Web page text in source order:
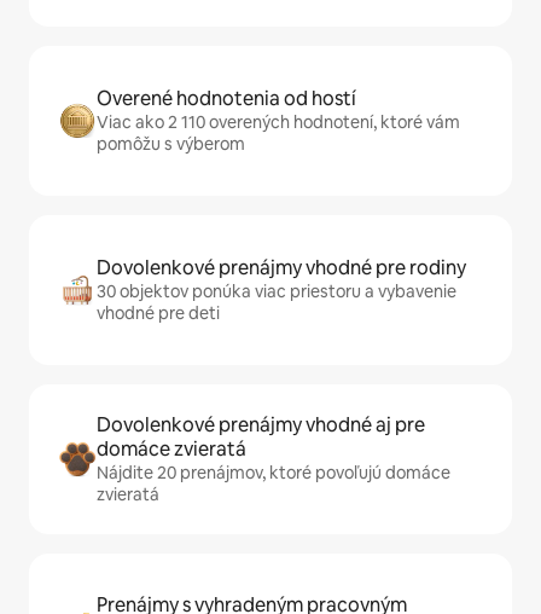
Overené hodnotenia od hostí
Viac ako 2 110 overených hodnotení, ktoré vám
pomôžu s výberom
Dovolenkové prenájmy vhodné pre rodiny
30 objektov ponúka viac priestoru a vybavenie
vhodné pre deti
Dovolenkové prenájmy vhodné aj pre
domáce zvieratá
Nájdite 20 prenájmov, ktoré povoľujú domáce
zvieratá
Prenájmy s vyhradeným pracovným